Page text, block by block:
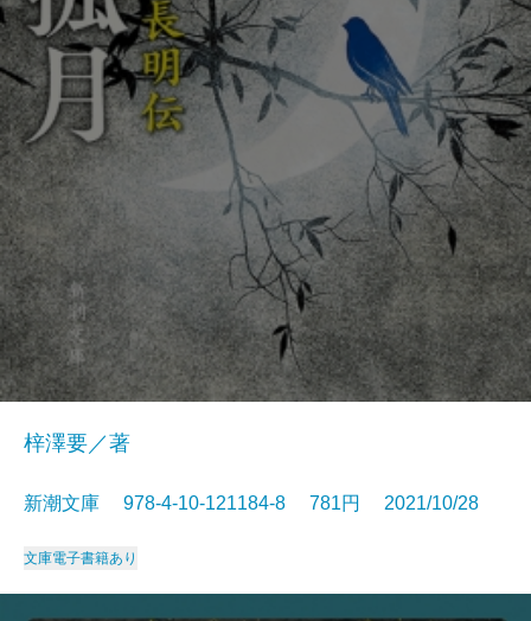
梓澤要／著
新潮文庫 978-4-10-121184-8 781円 2021/10/28
文庫電子書籍あり